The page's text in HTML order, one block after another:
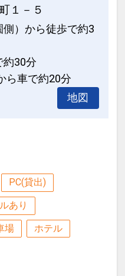
１－５
側）から徒歩で約3
約30分
ら車で約20分
地図
PC(貸出)
あり
場 ホテル